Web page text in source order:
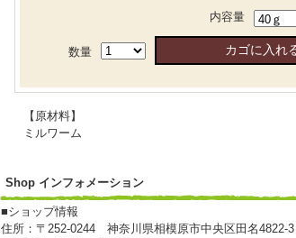
内容量
数量
【原材料】
ミルワーム
Shop インフォメーション
■ショップ情報
住所：〒252-0244 神奈川県相模原市中央区田名4822-3